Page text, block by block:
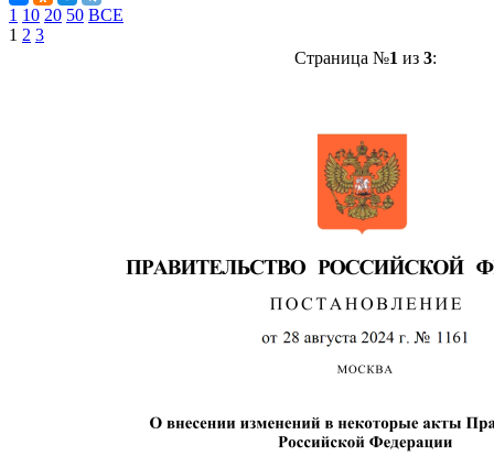
1 10 20 50 ВСЕ
1 2 3
Страница №1 из 3: